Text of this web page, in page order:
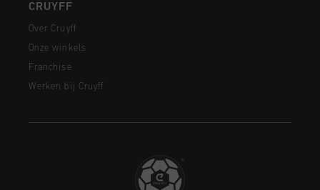
CRUYFF
Over Cruyff
Onze winkels
Franchise
Werken bij Cruyff